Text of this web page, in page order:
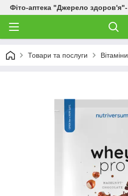
Фіто-аптека "Джерело
Товари та послуги